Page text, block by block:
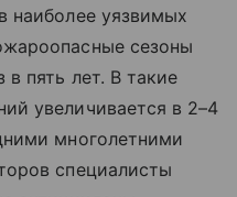
наиболее уязвимых
сезоны
пять лет. В такие
увеличивается в 2–4
многолетними
специалисты